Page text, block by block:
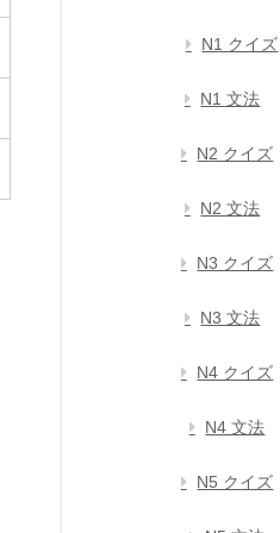
N1 クイズ
N1 文法
N2 クイズ
N2 文法
N3 クイズ
N3 文法
N4 クイズ
N4 文法
N5 クイズ